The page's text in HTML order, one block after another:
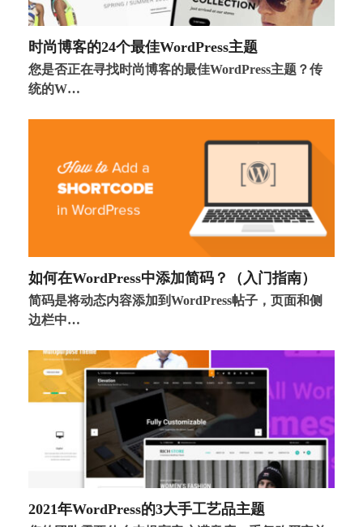
时尚博客的24个最佳WordPress主题
您是否正在寻找时尚博客的最佳WordPress主题？传
统的W…
如何在WordPress中添加简码？（入门指南）
简码是将动态内容添加到WordPress帖子，页面和侧
边栏中…
2021年WordPress的3大手工艺品主题